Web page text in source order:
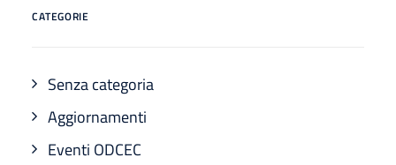
CATEGORIE
Senza categoria
Aggiornamenti
Eventi ODCEC